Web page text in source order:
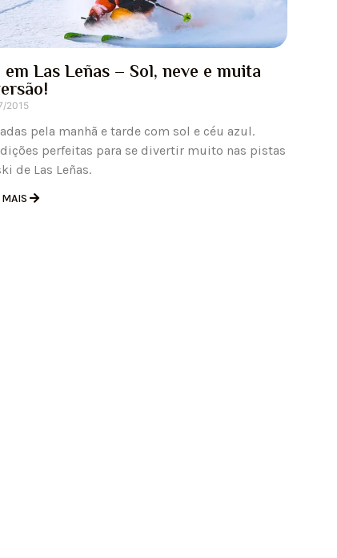
em Las Leñas – Sol, neve e muita
2015
pela manhã e tarde com sol e céu azul.
perfeitas para se divertir muito nas pistas
de Las Leñas.
MAIS